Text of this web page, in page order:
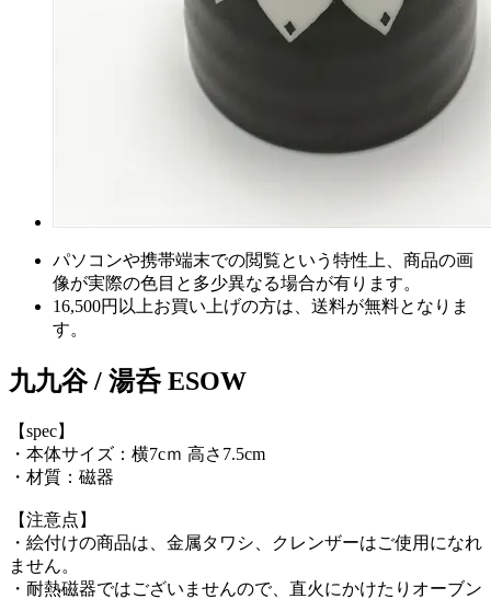
パソコンや携帯端末での閲覧という特性上、商品の画
像が実際の色目と多少異なる場合が有ります。
16,500円以上お買い上げの方は、 送料が無料となりま
す。
九九谷 / 湯呑 ESOW
【spec】
・本体サイズ：横7cｍ 高さ7.5cm
・材質：磁器
【注意点】
・絵付けの商品は、金属タワシ、クレンザーはご使用になれ
ません。
・耐熱磁器ではございませんので、直火にかけたりオーブン